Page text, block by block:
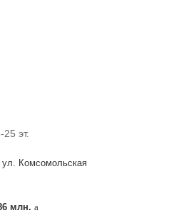
25 эт.
ул. Комсомольская
млн. a